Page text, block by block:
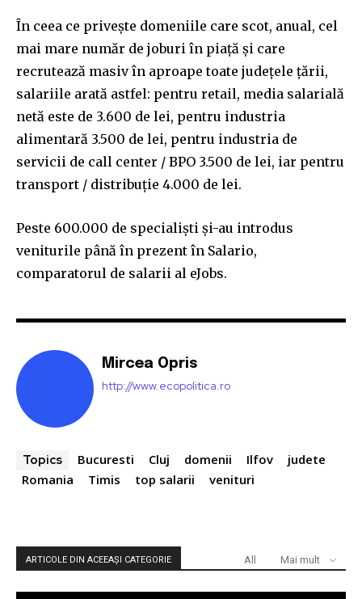
În ceea ce privește domeniile care scot, anual, cel
mai mare număr de joburi în piață și care
recrutează masiv în aproape toate județele țării,
salariile arată astfel: pentru retail, media salarială
netă este de 3.600 de lei, pentru industria
alimentară 3.500 de lei, pentru industria de
servicii de call center / BPO 3.500 de lei, iar pentru
transport / distribuție 4.000 de lei.
Peste 600.000 de specialiști și-au introdus
veniturile până în prezent în Salario,
comparatorul de salarii al eJobs.
Mircea Opris
http://www.ecopolitica.ro
Topics Bucuresti Cluj domenii Ilfov
judete
Romania
Timis top salarii venituri
ARTICOLE DIN ACEEAȘI CATEGORIE All Mai mult